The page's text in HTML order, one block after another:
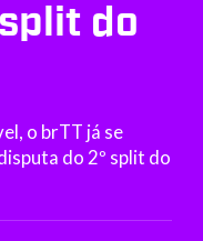
do
o brTT já se
do 2º split do